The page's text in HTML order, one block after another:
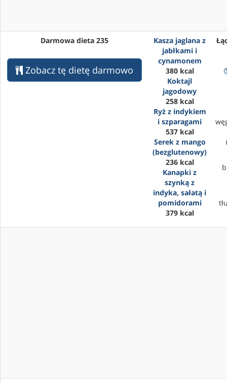
Darmowa dieta 235
Zobacz tę dietę darmowo
Kasza jaglana z
jabłkami i
cynamonem
380 kcal
Koktajl
jagodowy
258 kcal
Ryż z indykiem
i szparagami
537 kcal
Serek z mango
(bezglutenowy)
236 kcal
Kanapki z
szynką z
indyka, sałatą i
pomidorami
379 kcal